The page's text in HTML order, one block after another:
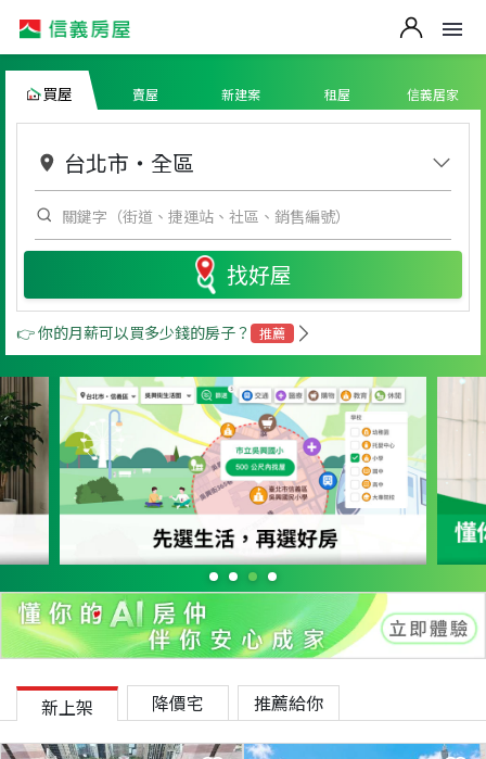
買屋 賣屋 新建案 租屋 信義居家
台北市 ・ 全區
找好屋
👉 你的月薪可以買多少錢的房子？ 推薦
新上架 降價宅 推薦給你